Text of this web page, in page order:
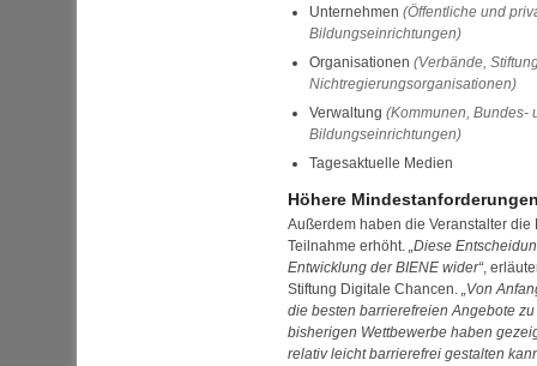
Unternehmen(Öffentliche und
Bildungseinrichtungen)
Organisationen(Verbände,
Nichtregierungsorganisationen)
Verwaltung(Kommunen, Bundes-
Bildungseinrichtungen)
Tagesaktuelle Medien
Höhere
Außerdem haben die Veranstalter
Teilnahme erhöht. Diese
Entwicklung der BIENE wider ,
Stiftung Digitale Chancen. Von
die besten barrierefreien Angebote
bisherigen Wettbewerbe haben
relativ leicht barrierefrei gestalten